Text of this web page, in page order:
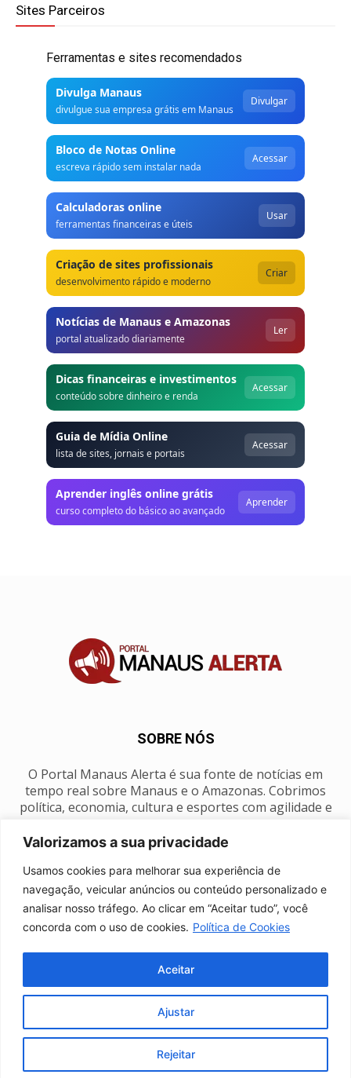
Valorizamos a sua privacidade
Usamos cookies para melhorar sua experiência de
navegação, veicular anúncios ou conteúdo personalizado e
analisar nosso tráfego. Ao clicar em “Aceitar tudo”, você
concorda com o uso de cookies. Política de Cookies
Ajustar
Rejeitar
Aceitar
Sites Parceiros
Ferramentas e sites recomendados
Divulga Manaus
divulgue sua empresa grátis em Manaus
Divulgar
Bloco de Notas Online
escreva rápido sem instalar nada
Acessar
Calculadoras online
ferramentas financeiras e úteis
Usar
Criação de sites profissionais
desenvolvimento rápido e moderno
Criar
Notícias de Manaus e Amazonas
portal atualizado diariamente
Ler
Dicas financeiras e investimentos
conteúdo sobre dinheiro e renda
Acessar
Guia de Mídia Online
lista de sites, jornais e portais
Acessar
Aprender inglês online grátis
curso completo do básico ao avançado
Aprender
SOBRE NÓS
O Portal Manaus Alerta é sua fonte de notícias em
tempo real sobre Manaus e o Amazonas. Cobrimos
política, economia, cultura e esportes com agilidade e
SIGA-NOS
Fale conosco
Manaus Clima